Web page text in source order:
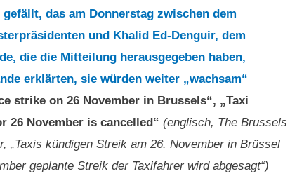
das am Donnerstag zwischen dem
und Khalid Ed-Denguir, dem
die die Mitteilung herausgegeben haben,
erklärten, sie würden weiter „wachsam“
strike on 26 November in Brussels“, „Taxi
26 November is cancelled“(englisch, The Brussels
„Taxis kündigen Streik am 26. November in Brüssel
geplante Streik der Taxifahrer wird abgesagt“)